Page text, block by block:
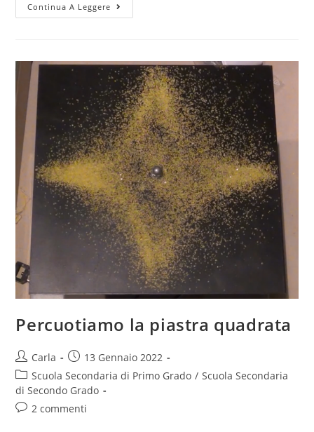
Continua A Leggere
circolare:
Percuotiamo la piastra quadrata
Post
author:
Carla
Post
published:
13 Gennaio 2022
Post
category:
Scuola Secondaria di Primo Grado / Scuola Secondaria
di Secondo Grado
Post2 commenti